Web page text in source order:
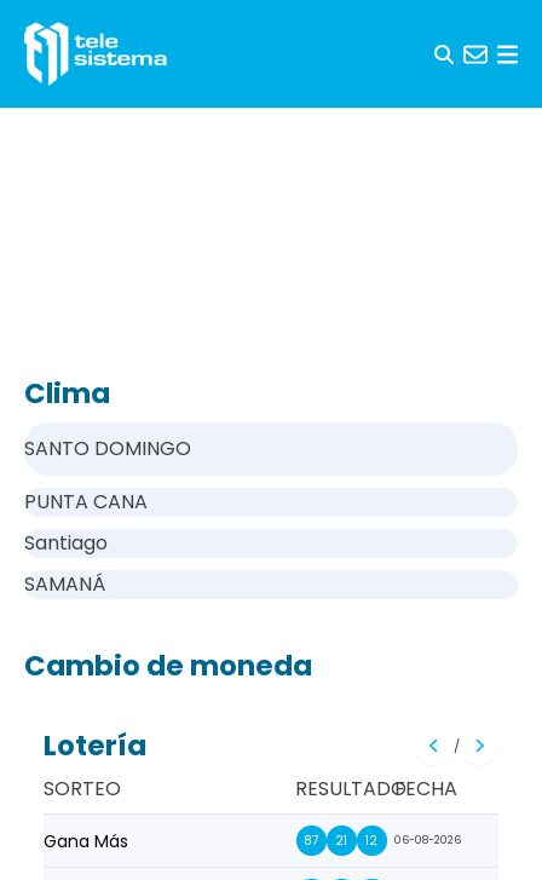
Clima
SANTO DOMINGO
PUNTA CANA
Santiago
SAMANÁ
Cambio de moneda
Lotería /
SORTEO RESULTADOFECHA
Gana Más 87 21 12 06-08-2026